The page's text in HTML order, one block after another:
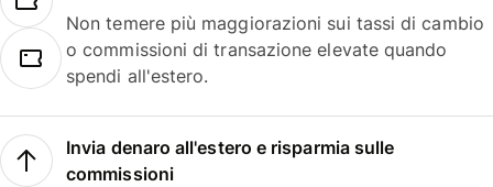
Non temere più maggiorazioni sui tassi di cambio
o commissioni di transazione elevate quando
spendi all'estero.
Invia denaro all'estero e risparmia sulle
commissioni